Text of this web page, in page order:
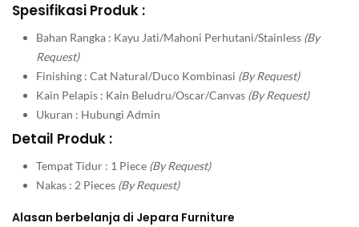
Spesifikasi Produk :
Bahan Rangka : Kayu Jati/Mahoni Perhutani/Stainless (By
Request)
Finishing : Cat Natural/Duco Kombinasi (By Request)
Kain Pelapis : Kain Beludru/Oscar/Canvas (By Request)
Ukuran : Hubungi Admin
Detail Produk :
Tempat Tidur : 1 Piece (By Request)
Nakas : 2 Pieces (By Request)
Alasan berbelanja di Jepara Furniture